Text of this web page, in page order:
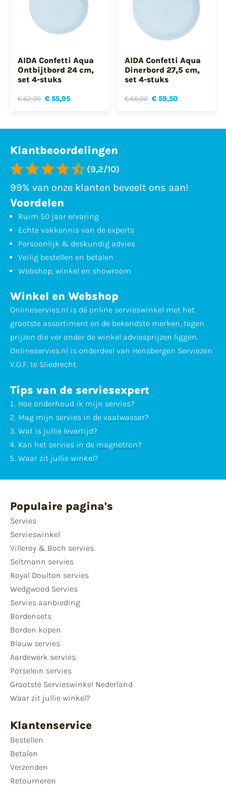
AIDA Confetti Aqua
Ontbijtbord 24 cm,
set 4-stuks
€ 62,00 € 55,95
AIDA Confetti Aqua
Dinerbord 27,5 cm,
set 4-stuks
€ 66,00 € 59,50
Klantbeoordelingen
(9,2/10)
99% van onze klanten beveelt ons aan!
Voordelen
Ruim 50 jaar ervaring
Echte vakkennis van de experts
Persoonlijk & deskundig advies
Veilig bestellen en betalen
Webshop, winkel en showroom
Winkel en Webshop
Onlineservies.nl is dé online servieswinkel met het
grootste assortiment en de bekendste merken, tegen
prijzen die ver onder de winkel adviesprijzen liggen.
Onlineservies.nl is onderdeel van Hensbergen Serviezen
V.O.F. te Sliedrecht.
Tips van de serviesexpert
Hoe onderhoud ik mijn servies?
Mag mijn servies in de vaatwasser?
Wat is jullie levertijd?
Kan het servies in de magnetron?
Waar zit jullie winkel?
Populaire pagina's
Servies
Servieswinkel
Villeroy & Boch servies
Seltmann servies
Royal Doulton servies
Wedgwood Servies
Servies aanbieding
Bordensets
Borden kopen
Blauw servies
Aardewerk servies
Porselein servies
Grootste Servieswinkel Nederland
Waar zit jullie winkel?
Klantenservice
Bestellen
Betalen
Verzenden
Retourneren